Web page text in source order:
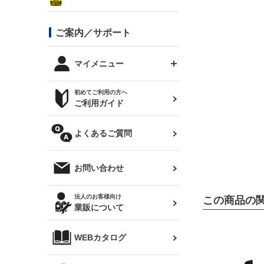
スタイリッシュライン
ボンネット
カナード
外装・補修パーツ
オリジンアーム(足回り)
レンズ
マフラー
リアウイング
リアゲート
メンテナンスパーツ
DTM:exclusive
まつど家 鉄八
JZX110 マークⅡ
ハイエース
レビン
トレノ
マークX
クラウン
クラウンマジェスタ
シルビア S14 前期
シルビア S15
180SX
ワンビア
RX-7
スバル
BRZ
レクサス
三菱
デリカ D:5
軽自動車
汎用
コンバットアイ用ライト
オプションタイヤ
サマータイヤ
ジムニー用タイヤ
ハイエース・バン用タイ
ホイールナット
ステッカー
トップス(半袖)
トップス(長袖)
パーカー
オーバーオール(つなぎ)
タオル
帽子
ご案内／サポート
マイメニュー
ログインする
お気に入りリスト
クーポンを見る
閲覧履歴
ニュースレターお申し込み
初めてご利用の方へ
ご利用ガイド
よくあるご質問
お問い合わせ
法人のお客様向け
業販について
WEBカタログ
この商品の